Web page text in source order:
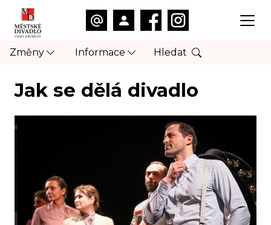
Změny Informace Hledat
Jak se dělá divadlo